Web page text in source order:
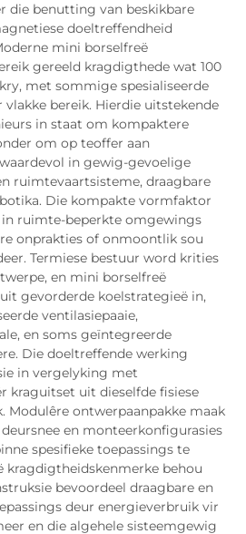
die benutting van beskikbare
doeltreffendheid
mini borselfreë
gereeld kragdigthede wat 100
met sommige spesialiseerde
bereik. Hierdie uitstekende
in staat om kompaktere
om op teoffer aan
in gewig-gevoelige
ruimtevaartsisteme, draagbare
Die kompakte vormfaktor
ruimte-beperkte omgewings
onprakties of onmoontlik sou
Termiese bestuur word krities
en mini borselfreë
gevorderde koelstrategieë in,
ventilasiepaaie,
en soms geïntegreerde
Die doeltreffende werking
in vergelyking met
kraguitset uit dieselfde fisiese
ontwerpaanpakke maak
en monteerkonfigurasies
spesifieke toepassings te
behou
bevoordeel draagbare en
deur energieverbruik vir
en die algehele sisteemgewig